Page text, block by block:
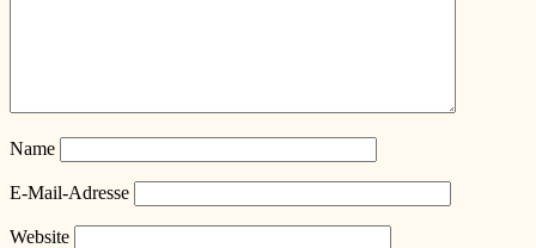
Name
E-Mail-Adresse
Website